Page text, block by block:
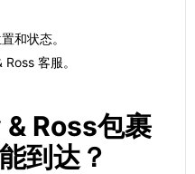
和状态。
客服。
& Ross包裹
到达？